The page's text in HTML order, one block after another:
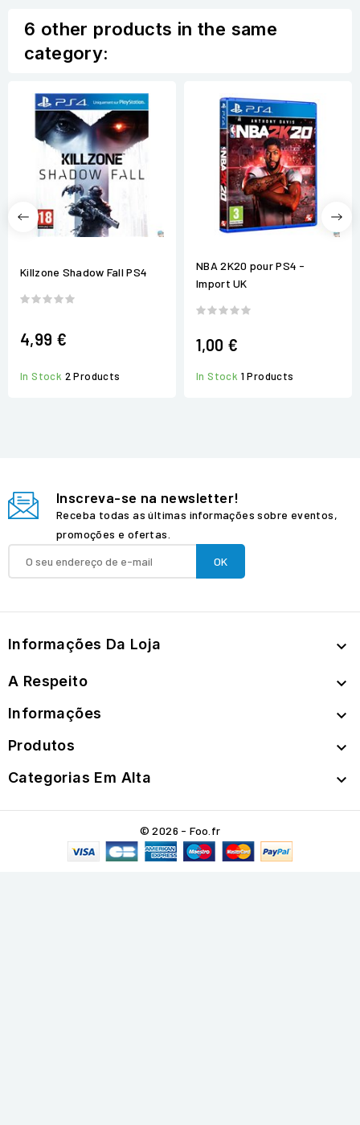
6 other products in the same
category:
Killzone Shadow Fall PS4
4,99 €
In Stock 2 Products
NBA 2K20 pour PS4 -
Import UK
1,00 €
In Stock 1 Products
Inscreva-se na newsletter!
Receba todas as últimas informações sobre eventos,
promoções e ofertas.
Informações Da Loja 
A Respeito 
Informações 
Produtos 
Categorias Em Alta 
© 2026 - Foo.fr